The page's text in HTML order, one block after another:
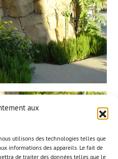
aux
utilisons des technologies telles que
informations des appareils. Le fait de
de traiter des données telles que le